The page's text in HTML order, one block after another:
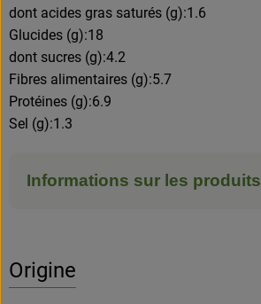
dont acides gras saturés (g):1.6
Glucides (g):18
dont sucres (g):4.2
Fibres alimentaires (g):5.7
Protéines (g):6.9
Sel (g):1.3
Informations sur les produits
Origine